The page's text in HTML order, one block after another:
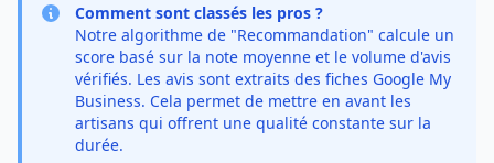
Comment sont classés les pros ?
Notre algorithme de "Recommandation" calcule un
score basé sur la note moyenne et le volume d'avis
vérifiés. Les avis sont extraits des fiches Google My
Business. Cela permet de mettre en avant les
artisans qui offrent une qualité constante sur la
durée.